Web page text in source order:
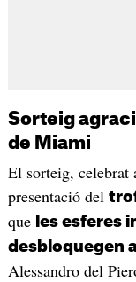
Sorteig
de Miami
El sorteig, celebrat
presentació del
que les esferes
desbloquegen
Alessandro del